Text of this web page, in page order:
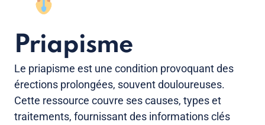
Priapisme
Le priapisme est une condition provoquant des
érections prolongées, souvent douloureuses.
Cette ressource couvre ses causes, types et
traitements, fournissant des informations clés